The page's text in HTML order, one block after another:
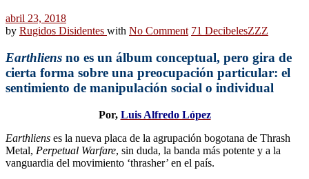
abril 23, 2018
by Rugidos Disidentes with No Comment 71 DecibelesZZZ
Earthliens no es un álbum conceptual, pero gira de
cierta forma sobre una preocupación particular: el
sentimiento de manipulación social o individual
Por, Luis Alfredo López
Earthliens es la nueva placa de la agrupación bogotana de Thrash
Metal, Perpetual Warfare, sin duda, la banda más potente y a la
vanguardia del movimiento ‘thrasher’ en el país.